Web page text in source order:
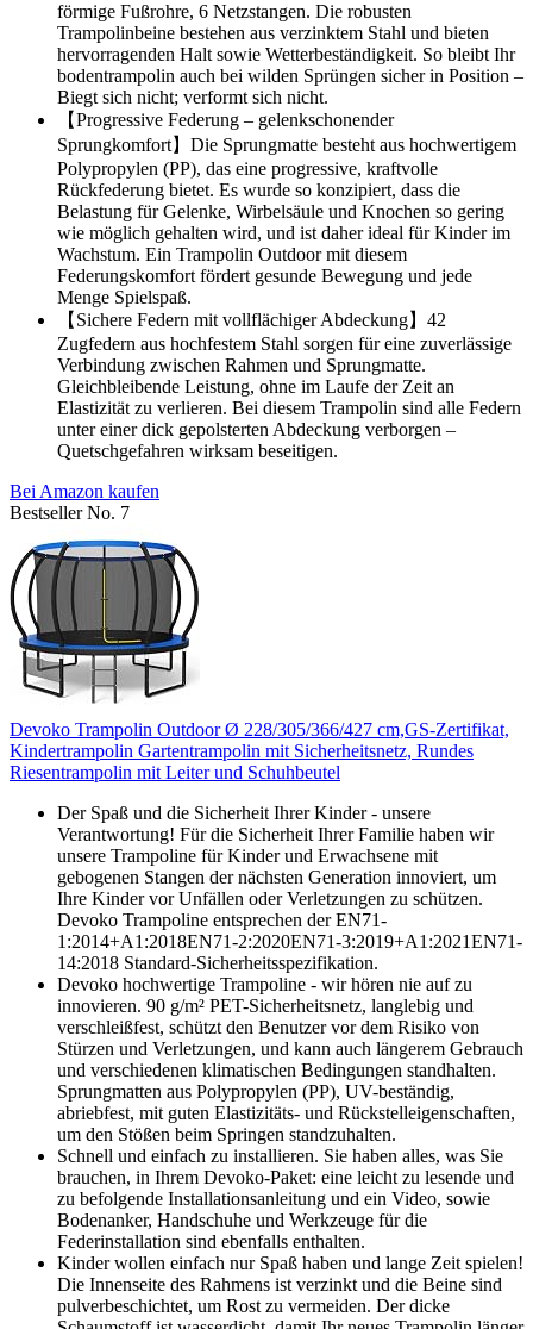
förmige Fußrohre, 6 Netzstangen. Die robusten
Trampolinbeine bestehen aus verzinktem Stahl und bieten
hervorragenden Halt sowie Wetterbeständigkeit. So bleibt Ihr
bodentrampolin auch bei wilden Sprüngen sicher in Position –
Biegt sich nicht; verformt sich nicht.
【Progressive Federung – gelenkschonender
Sprungkomfort】Die Sprungmatte besteht aus hochwertigem
Polypropylen (PP), das eine progressive, kraftvolle
Rückfederung bietet. Es wurde so konzipiert, dass die
Belastung für Gelenke, Wirbelsäule und Knochen so gering
wie möglich gehalten wird, und ist daher ideal für Kinder im
Wachstum. Ein Trampolin Outdoor mit diesem
Federungskomfort fördert gesunde Bewegung und jede
Menge Spielspaß.
【Sichere Federn mit vollflächiger Abdeckung】42
Zugfedern aus hochfestem Stahl sorgen für eine zuverlässige
Verbindung zwischen Rahmen und Sprungmatte.
Gleichbleibende Leistung, ohne im Laufe der Zeit an
Elastizität zu verlieren. Bei diesem Trampolin sind alle Federn
unter einer dick gepolsterten Abdeckung verborgen –
Quetschgefahren wirksam beseitigen.
Bei Amazon kaufen
Bestseller No. 7
Devoko Trampolin Outdoor Ø 228/305/366/427 cm,GS-Zertifikat,
Kindertrampolin Gartentrampolin mit Sicherheitsnetz, Rundes
Riesentrampolin mit Leiter und Schuhbeutel
Der Spaß und die Sicherheit Ihrer Kinder - unsere
Verantwortung! Für die Sicherheit Ihrer Familie haben wir
unsere Trampoline für Kinder und Erwachsene mit
gebogenen Stangen der nächsten Generation innoviert, um
Ihre Kinder vor Unfällen oder Verletzungen zu schützen.
Devoko Trampoline entsprechen der EN71-
1:2014+A1:2018EN71-2:2020EN71-3:2019+A1:2021EN71-
14:2018 Standard-Sicherheitsspezifikation.
Devoko hochwertige Trampoline - wir hören nie auf zu
innovieren. 90 g/m² PET-Sicherheitsnetz, langlebig und
verschleißfest, schützt den Benutzer vor dem Risiko von
Stürzen und Verletzungen, und kann auch längerem Gebrauch
und verschiedenen klimatischen Bedingungen standhalten.
Sprungmatten aus Polypropylen (PP), UV-beständig,
abriebfest, mit guten Elastizitäts- und Rückstelleigenschaften,
um den Stößen beim Springen standzuhalten.
Schnell und einfach zu installieren. Sie haben alles, was Sie
brauchen, in Ihrem Devoko-Paket: eine leicht zu lesende und
zu befolgende Installationsanleitung und ein Video, sowie
Bodenanker, Handschuhe und Werkzeuge für die
Federinstallation sind ebenfalls enthalten.
Kinder wollen einfach nur Spaß haben und lange Zeit spielen!
Die Innenseite des Rahmens ist verzinkt und die Beine sind
pulverbeschichtet, um Rost zu vermeiden. Der dicke